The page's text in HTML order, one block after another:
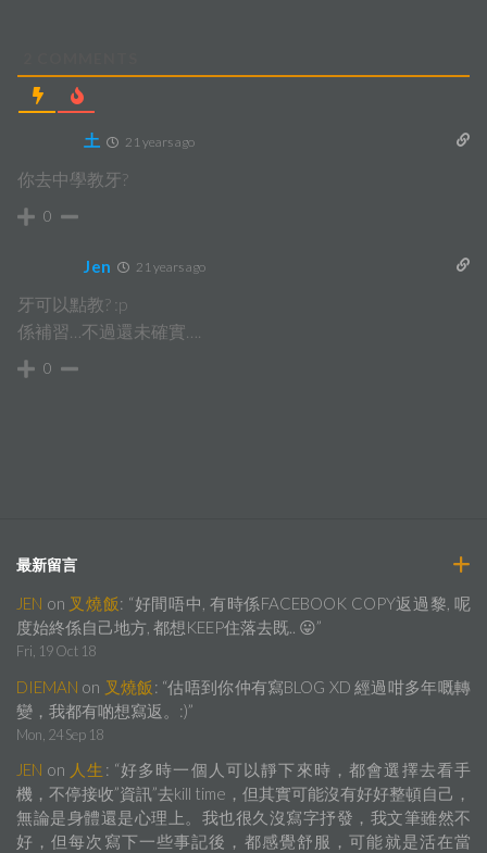
土 21 years ago
你去中學教牙?
0
Jen 21 years ago
牙可以點教? :p
係補習…不過還未確實….
0
最新留言
JEN on 叉燒飯: “好間唔中, 有時係FACEBOOK COPY返過黎, 呢
度始終係自己地方, 都想KEEP住落去既.. 😛”
Fri, 19 Oct 18
DIEMAN on 叉燒飯 : “估唔到你仲有寫BLOG XD 經過咁多年嘅轉
變，我都有啲想寫返。:)”
Mon, 24 Sep 18
JEN on 人生 : “好多時一個人可以靜下來時，都會選擇去看手
機，不停接收”資訊”去kill time，但其實可能沒有好好整頓自己，
無論是身體還是心理上。我也很久沒寫字抒發，我文筆雖然不
好，但每次寫下一些事記後，都感覺舒服，可能就是活在當